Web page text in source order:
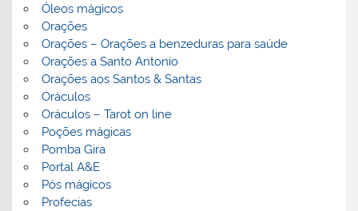
Óleos mágicos
Orações
Orações – Orações a benzeduras para saúde
Orações a Santo Antonio
Orações aos Santos & Santas
Oráculos
Oráculos – Tarot on line
Poções mágicas
Pomba Gira
Portal A&E
Pós mágicos
Profecias